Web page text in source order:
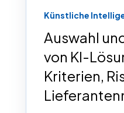
Künstliche
Auswahl
von KI-
Kriterien,